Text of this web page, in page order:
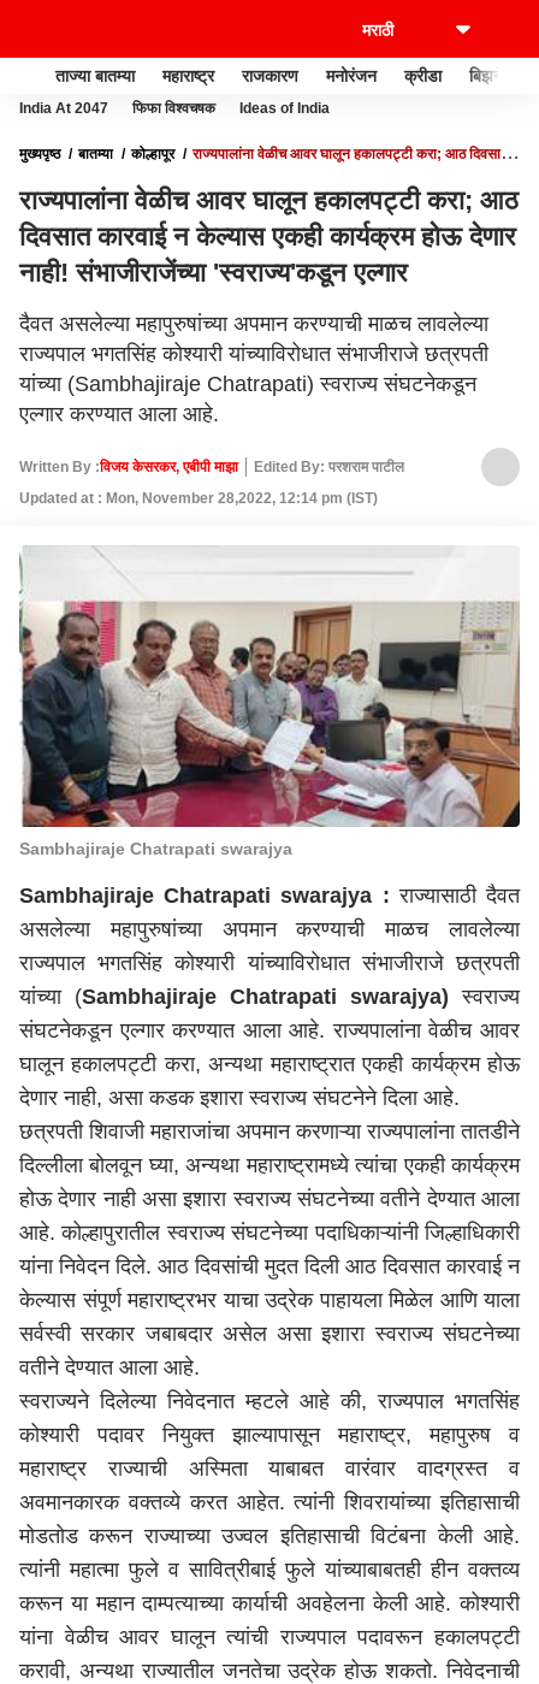
ताज्या बातम्या महाराष्ट्र राजकारण मनोरंजन क्रीडा बिझनेस
India At 2047 फिफा विश्वचषक Ideas of India
मुख्यपृष्ठ बातम्या कोल्हापूर
राज्यपालांना वेळीच आवर घालून हकालपट्टी करा; आठ दिवसात
राज्यपालांना वेळीच आवर घालून हकालपट्टी करा; आठ
दिवसात कारवाई न केल्यास एकही कार्यक्रम होऊ देणार
नाही! संभाजीराजेंच्या 'स्वराज्य'कडून एल्गार
दैवत असलेल्या महापुरुषांच्या अपमान करण्याची माळच लावलेल्या
राज्यपाल भगतसिंह कोश्यारी यांच्याविरोधात संभाजीराजे छत्रपती
यांच्या (Sambhajiraje Chatrapati) स्वराज्य संघटनेकडून
एल्गार करण्यात आला आहे.
Written By :विजय केसरकर, एबीपी माझा
Edited By: परशराम पाटील
Updated at : Mon, November 28,2022, 12:14 pm (IST)
Sambhajiraje Chatrapati swarajya
Sambhajiraje Chatrapati swarajya :राज्यासाठी दैवत
असलेल्या महापुरुषांच्या अपमान करण्याची माळच लावलेल्या
राज्यपाल भगतसिंह कोश्यारी यांच्याविरोधात संभाजीराजे छत्रपती
यांच्या (Sambhajiraje Chatrapati swarajya) स्वराज्य
संघटनेकडून एल्गार करण्यात आला आहे. राज्यपालांना वेळीच आवर
घालून हकालपट्टी करा, अन्यथा महाराष्ट्रात एकही कार्यक्रम होऊ
देणार नाही, असा कडक इशारा स्वराज्य संघटनेने दिला आहे.
छत्रपती शिवाजी महाराजांचा अपमान करणाऱ्या राज्यपालांना तातडीने
दिल्लीला बोलवून घ्या, अन्यथा महाराष्ट्रामध्ये त्यांचा एकही कार्यक्रम
होऊ देणार नाही असा इशारा स्वराज्य संघटनेच्या वतीने देण्यात आला
आहे. कोल्हापुरातील स्वराज्य संघटनेच्या पदाधिकाऱ्यांनी जिल्हाधिकारी
यांना निवेदन दिले. आठ दिवसांची मुदत दिली आठ दिवसात कारवाई न
केल्यास संपूर्ण महाराष्ट्रभर याचा उद्रेक पाहायला मिळेल आणि याला
सर्वस्वी सरकार जबाबदार असेल असा इशारा स्वराज्य संघटनेच्या
वतीने देण्यात आला आहे.
स्वराज्यने दिलेल्या निवेदनात म्हटले आहे की, राज्यपाल भगतसिंह
कोश्यारी पदावर नियुक्त झाल्यापासून महाराष्ट्र, महापुरुष व
महाराष्ट्र राज्याची अस्मिता याबाबत वारंवार वादग्रस्त व
अवमानकारक वक्तव्ये करत आहेत. त्यांनी शिवरायांच्या इतिहासाची
मोडतोड करून राज्याच्या उज्वल इतिहासाची विटंबना केली आहे.
त्यांनी महात्मा फुले व सावित्रीबाई फुले यांच्याबाबतही हीन वक्तव्य
करून या महान दाम्पत्याच्या कार्याची अवहेलना केली आहे. कोश्यारी
यांना वेळीच आवर घालून त्यांची राज्यपाल पदावरून हकालपट्टी
करावी, अन्यथा राज्यातील जनतेचा उद्रेक होऊ शकतो. निवेदनाची